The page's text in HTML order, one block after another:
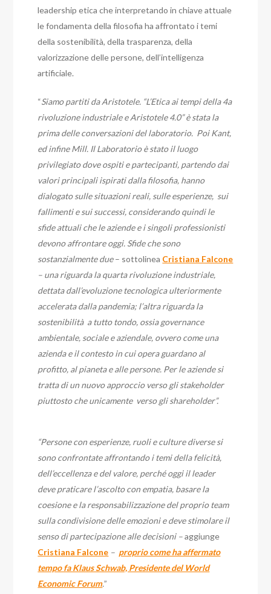
leadership etica che interpretando in chiave attuale
le fondamenta della filosofia ha affrontato i temi
della sostenibilità, della trasparenza, della
valorizzazione delle persone, dell’intelligenza
artificiale.
“Siamo partiti da Aristotele. “L’Etica ai tempi della 4a
rivoluzione industriale e Aristotele 4.0” è stata la
prima delle conversazioni del laboratorio. Poi Kant,
ed infine Mill. Il Laboratorio è stato il luogo
privilegiato dove ospiti e partecipanti, partendo dai
valori principali ispirati dalla filosofia, hanno
dialogato sulle situazioni reali, sulle esperienze, sui
fallimenti e sui successi, considerando quindi le
sfide attuali che le aziende e i singoli professionisti
devono affrontare oggi. Sfide che sono
sostanzialmente due– sottolinea Cristiana Falcone
– una riguarda la quarta rivoluzione industriale,
dettata dall’evoluzione tecnologica ulteriormente
accelerata dalla pandemia; l’altra riguarda la
sostenibilità a tutto tondo, ossia governance
ambientale, sociale e aziendale, ovvero come una
azienda e il contesto in cui opera guardano al
profitto, al pianeta e alle persone. Per le aziende si
tratta di un nuovo approccio verso gli stakeholder
piuttosto che unicamente verso gli shareholder”.
“Persone con esperienze, ruoli e culture diverse si
sono confrontate affrontando i temi della felicità,
dell’eccellenza e del valore, perché oggi il leader
deve praticare l’ascolto con empatia, basare la
coesione e la responsabilizzazione del proprio team
sulla condivisione delle emozioni e deve stimolare il
senso di partecipazione alle decisioni –aggiunge
Cristiana Falcone – proprio come ha affermato
tempo fa Klaus Schwab, Presidente del World
Economic Forum.”